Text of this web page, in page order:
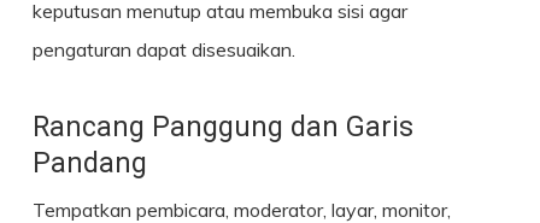
keputusan menutup atau membuka sisi agar
pengaturan dapat disesuaikan.
Rancang Panggung dan Garis
Pandang
Tempatkan pembicara, moderator, layar, monitor,